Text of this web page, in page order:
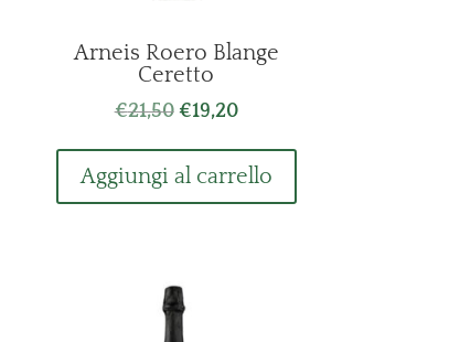
Arneis Roero Blange
Ceretto
€21,50 Il
originale
€19,20Il
attuale
Aggiungi al carrello